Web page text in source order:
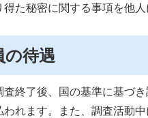
た秘密に関する事項を他
の待遇
査終了後、国の基準に基づ
れます。また、調査活動